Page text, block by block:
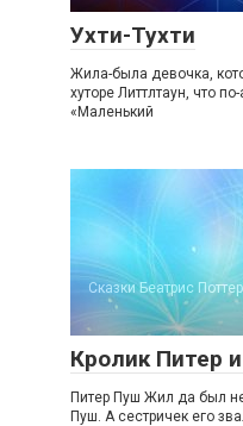
Ухти-Тухти
Жила-была девочка,
хуторе Литтлтаун, что
«Маленький
Сказки Беатрис Поттер
Кролик Питер
Питер Пуш Жил да был
Пуш. А сестричек его